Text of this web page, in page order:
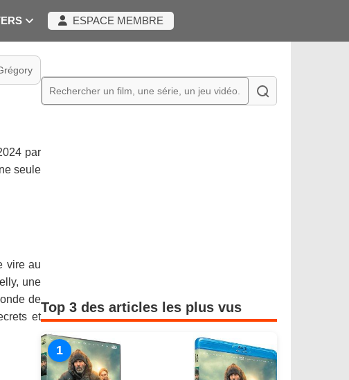
ESPACE MEMBRE
par
seule
vire au
une
de
et
Top 3 des articles les plus vus
1